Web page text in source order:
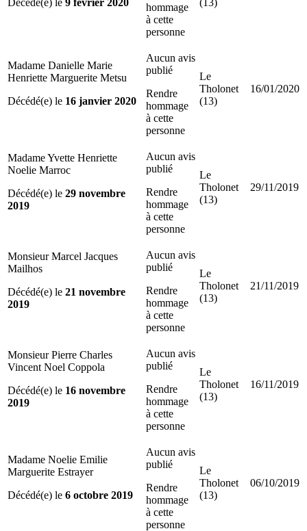
hommage
à cette
personne
Madame Danielle Marie
Henriette Marguerite Metsu
Décédé(e) le 16 janvier 2020
Aucun avis
publié
Rendre
hommage
à cette
personne
Le
Tholonet
(13)
16/01/2020
Madame Yvette Henriette
Noelie Marroc
Décédé(e) le 29 novembre
2019
Aucun avis
publié
Rendre
hommage
à cette
personne
Le
Tholonet
(13)
29/11/2019
Monsieur Marcel Jacques
Mailhos
Décédé(e) le 21 novembre
2019
Aucun avis
publié
Rendre
hommage
à cette
personne
Le
Tholonet
(13)
21/11/2019
Monsieur Pierre Charles
Vincent Noel Coppola
Décédé(e) le 16 novembre
2019
Aucun avis
publié
Rendre
hommage
à cette
personne
Le
Tholonet
(13)
16/11/2019
Madame Noelie Emilie
Marguerite Estrayer
Décédé(e) le 6 octobre 2019
Aucun avis
publié
Rendre
hommage
à cette
personne
Le
Tholonet
(13)
06/10/2019